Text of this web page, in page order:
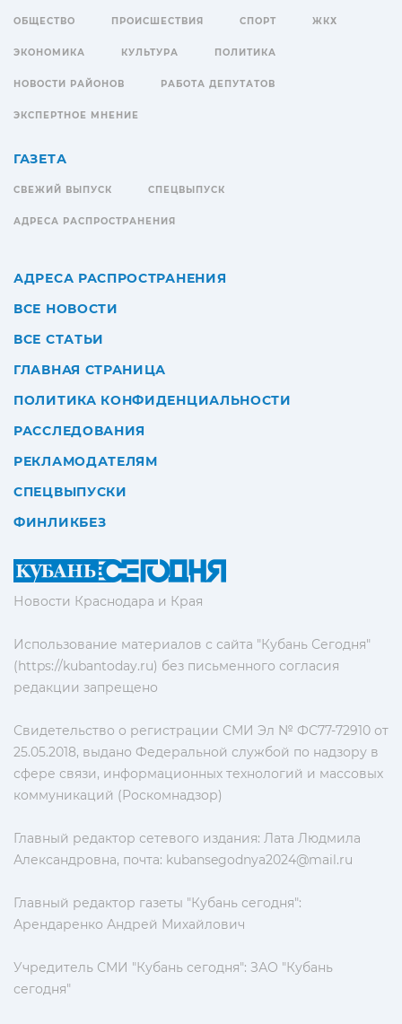
Новости Краснодара и Края
Использование материалов с сайта "Кубань Сегодня"
(https://kubantoday.ru) без письменного согласия
редакции запрещено
Свидетельство о регистрации СМИ Эл № ФС77-72910 от
25.05.2018, выдано Федеральной службой по надзору в
сфере связи, информационных технологий и массовых
коммуникаций (Роскомнадзор)
Главный редактор сетевого издания: Лата Людмила
Александровна, почта: kubansegodnya2024@mail.ru
Главный редактор газеты "Кубань сегодня":
Арендаренко Андрей Михайлович
Учредитель СМИ "Кубань сегодня": ЗАО "Кубань
сегодня"
ОБЩЕСТВО ПРОИСШЕСТВИЯ СПОРТ ЖКХ
ЭКОНОМИКА КУЛЬТУРА ПОЛИТИКА
НОВОСТИ РАЙОНОВ РАБОТА ДЕПУТАТОВ
ЭКСПЕРТНОЕ МНЕНИЕ
ГАЗЕТА
СВЕЖИЙ ВЫПУСК СПЕЦВЫПУСК
АДРЕСА РАСПРОСТРАНЕНИЯ
АДРЕСА РАСПРОСТРАНЕНИЯ
ВСЕ НОВОСТИ
ВСЕ СТАТЬИ
ГЛАВНАЯ СТРАНИЦА
ПОЛИТИКА КОНФИДЕНЦИАЛЬНОСТИ
РАССЛЕДОВАНИЯ
РЕКЛАМОДАТЕЛЯМ
СПЕЦВЫПУСКИ
ФИНЛИКБЕЗ